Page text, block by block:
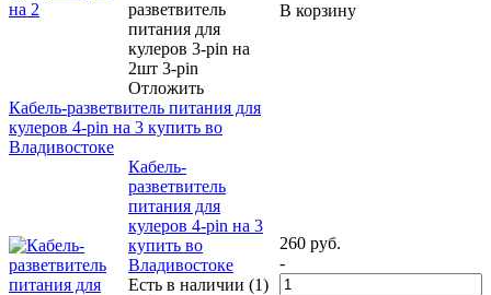
разветвитель
питания для
кулеров 3-pin на
2шт 3-pin
Отложить
В корзину
Кабель-разветвитель питания для
кулеров 4-pin на 3 купить во
Владивостоке
Кабель-
разветвитель
питания для
кулеров 4-pin на 3
купить во
Владивостоке
Есть в наличии (1)
260 руб.
-